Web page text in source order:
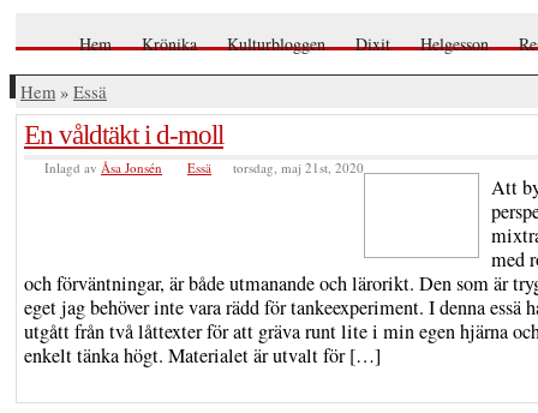
Hem Krönika Kulturbloggen Dixit Helgesson
Hem » Essä
En våldtäkt i d-moll
Inlagd av Åsa Jonsén Essä torsdag, maj 21st, 2020
Att
med
och förväntningar, är både utmanande och lärorikt. Den som är
eget jag behöver inte vara rädd för tankeexperiment. I denna essä
utgått från två låttexter för att gräva runt lite i min egen hjärna
enkelt tänka högt. Materialet är utvalt för […]